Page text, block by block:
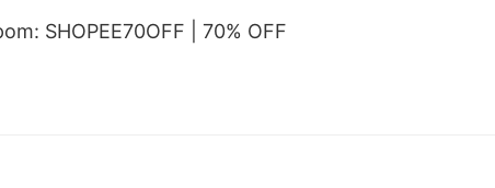
SHOPEE70OFF | 70% OFF